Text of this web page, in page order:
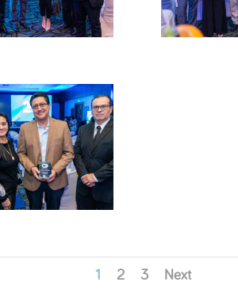
1 2 3 Next